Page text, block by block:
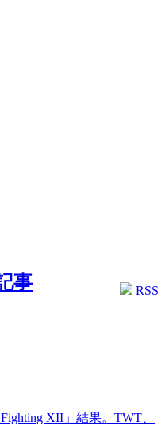
RSS
事
XII」結果。TWT、